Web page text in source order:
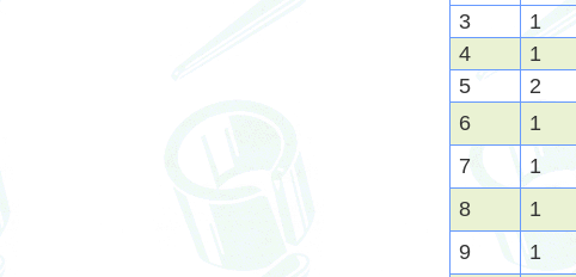
3
1
4
1
5
2
6
1
7
1
8
1
9
1